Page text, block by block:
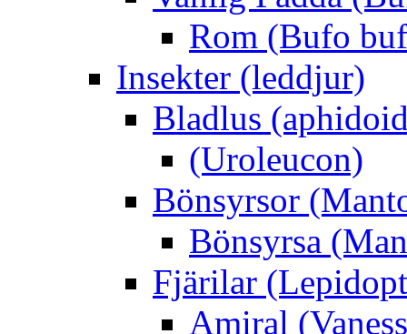
Rom (Bufo
Insekter (leddjur)
Bladlus
(Uroleucon)
Bönsyrsor
Bönsyrsa
Fjärilar
Amiral